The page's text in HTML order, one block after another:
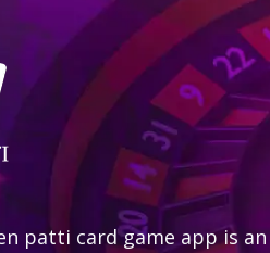
patti card game app is